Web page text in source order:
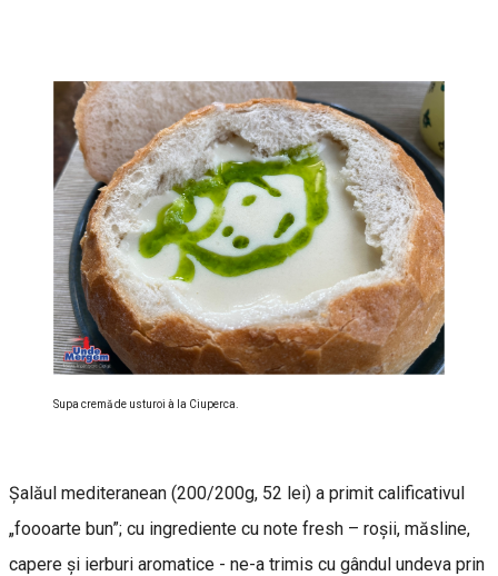
Supa cremă de usturoi à la Ciuperca.
Șalăul mediteranean (200/200g, 52 lei) a primit calificativul
„foooarte bun”; cu ingrediente cu note fresh – roșii, măsline,
capere și ierburi aromatice - ne-a trimis cu gândul undeva prin